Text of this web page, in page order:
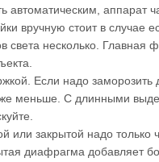
автоматическим, аппарат
вручную стоит в случае
света несколько. Главная
Если надо
меньше. С длинными
или закрытой надо только
диафрагма добавляет